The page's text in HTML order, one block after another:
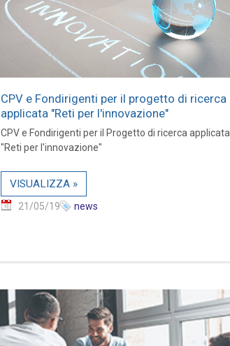
CPV e Fondirigenti per il progetto di ricerca
applicata "Reti per l'innovazione"
CPV e Fondirigenti per il Progetto di ricerca applicata
"Reti per l'innovazione"
VISUALIZZA »
21/05/19 news